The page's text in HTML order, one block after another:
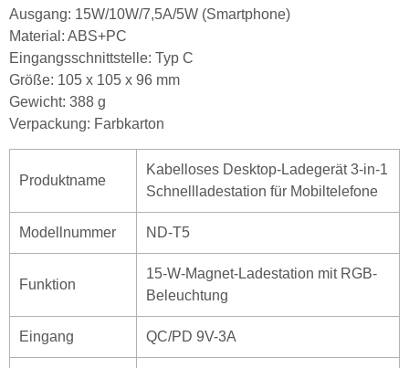
Ausgang: 15W/10W/7,5A/5W (Smartphone)
Material: ABS+PC
Eingangsschnittstelle: Typ C
Größe: 105 x 105 x 96 mm
Gewicht: 388 g
Verpackung: Farbkarton
Produktname
Kabelloses Desktop-Ladegerät 3-in-1
Schnellladestation für Mobiltelefone
Modellnummer ND-T5
Funktion
15-W-Magnet-Ladestation mit RGB-
Beleuchtung
Eingang QC/PD 9V-3A